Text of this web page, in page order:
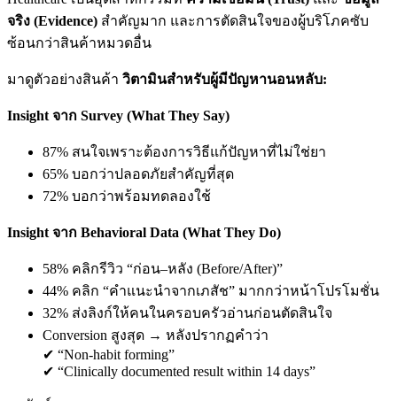
จริง (Evidence) สำคัญมาก และการตัดสินใจของผู้บริโภคซับ
ซ้อนกว่าสินค้าหมวดอื่น
มาดูตัวอย่างสินค้า วิตามินสำหรับผู้มีปัญหานอนหลับ:
Insight จาก Survey (What They Say)
87% สนใจเพราะต้องการวิธีแก้ปัญหาที่ไม่ใช่ยา
65% บอกว่าปลอดภัยสำคัญที่สุด
72% บอกว่าพร้อมทดลองใช้
Insight จาก Behavioral Data (What They Do)
58% คลิกรีวิว “ก่อน–หลัง (Before/After)”
44% คลิก “คำแนะนำจากเภสัช” มากกว่าหน้าโปรโมชั่น
32% ส่งลิงก์ให้คนในครอบครัวอ่านก่อนตัดสินใจ
Conversion สูงสุด → หลังปรากฏคำว่า
“Non-habit forming”
“Clinically documented result within 14 days”
ผลลัพธ์: